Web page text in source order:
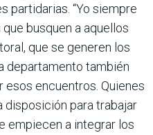
partidarias. “Yo siem­pre
busquen a aque­llos
que se generen los
departamento también
esos encuentros. Quienes
para trabajar
empiecen a integrar los